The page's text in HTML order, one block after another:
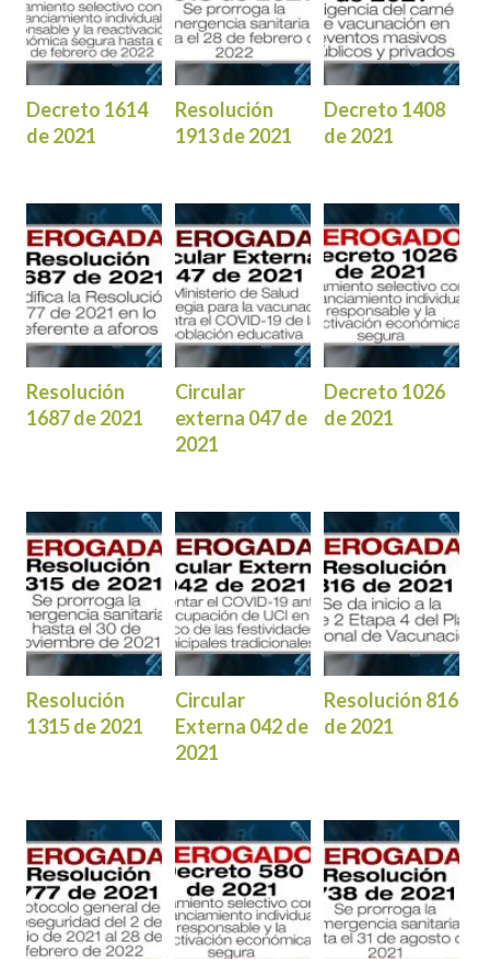
Decreto 1614
de 2021
Resolución
1913 de 2021
Decreto 1408
de 2021
Resolución
1687 de 2021
Circular
externa 047 de
2021
Decreto 1026
de 2021
Resolución
1315 de 2021
Circular
Externa 042 de
2021
Resolución 816
de 2021